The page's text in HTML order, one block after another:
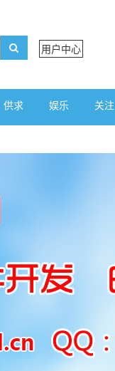
用户中心
供求 娱乐 关注